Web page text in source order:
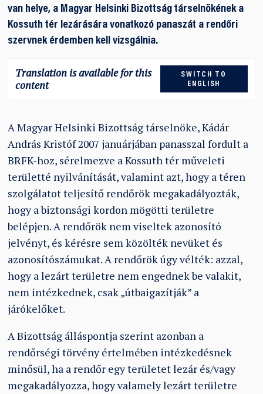
van helye, a Magyar Helsinki Bizottság társelnökének a
Kossuth tér lezárására vonatkozó panaszát a rendőri
szervnek érdemben kell vizsgálnia.
Translation is available for this
content
SWITCH TO
ENGLISH
A Magyar Helsinki Bizottság társelnöke, Kádár
András Kristóf 2007 januárjában panasszal fordult a
BRFK-hoz, sérelmezve a Kossuth tér műveleti
területté nyilvánítását, valamint azt, hogy a téren
szolgálatot teljesítő rendőrök megakadályozták,
hogy a biztonsági kordon mögötti területre
belépjen. A rendőrök nem viseltek azonosító
jelvényt, és kérésre sem közölték nevüket és
azonosítószámukat. A rendőrök úgy vélték: azzal,
hogy a lezárt területre nem engednek be valakit,
nem intézkednek, csak „útbaigazítják” a
járókelőket.
A Bizottság álláspontja szerint azonban a
rendőrségi törvény értelmében intézkedésnek
minősül, ha a rendőr egy területet lezár és/vagy
megakadályozza, hogy valamely lezárt területre